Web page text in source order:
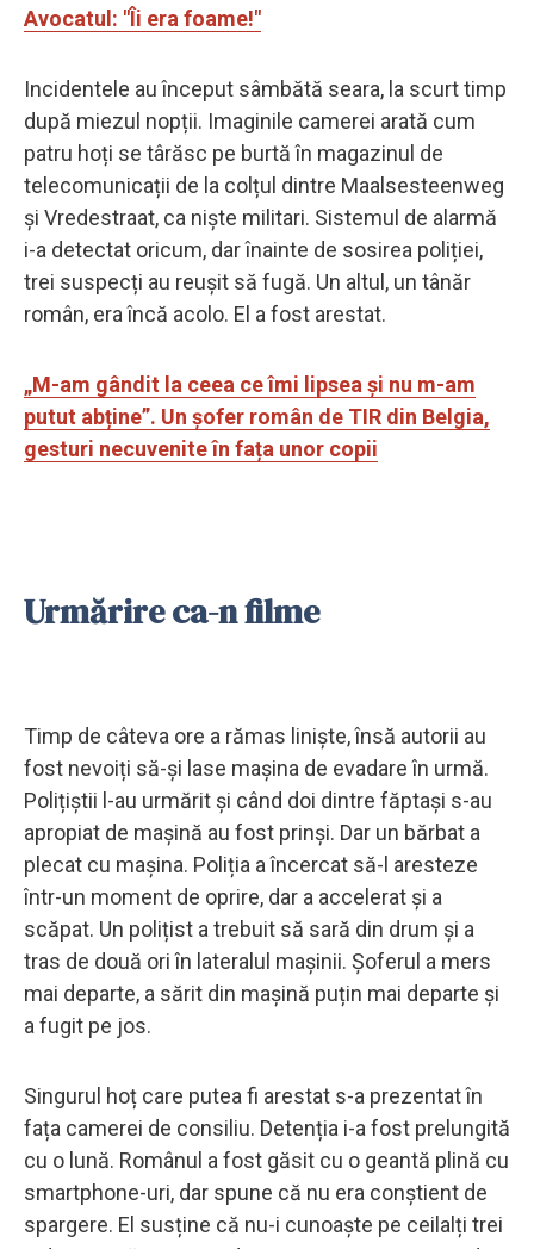
Avocatul: "Îi era foame!"
Incidentele au început sâmbătă seara, la scurt timp
după miezul nopții. Imaginile camerei arată cum
patru hoți se târăsc pe burtă în magazinul de
telecomunicații de la colțul dintre Maalsesteenweg
și Vredestraat, ca niște militari. Sistemul de alarmă
i-a detectat oricum, dar înainte de sosirea poliției,
trei suspecți au reușit să fugă. Un altul, un tânăr
român, era încă acolo. El a fost arestat.
„M-am gândit la ceea ce îmi lipsea și nu m-am
putut abține”. Un șofer român de TIR din Belgia,
gesturi necuvenite în fața unor copii
Urmărire ca-n filme
Timp de câteva ore a rămas liniște, însă autorii au
fost nevoiți să-și lase mașina de evadare în urmă.
Polițiștii l-au urmărit și când doi dintre făptași s-au
apropiat de mașină au fost prinși. Dar un bărbat a
plecat cu mașina. Poliția a încercat să-l aresteze
într-un moment de oprire, dar a accelerat și a
scăpat. Un polițist a trebuit să sară din drum și a
tras de două ori în lateralul mașinii. Șoferul a mers
mai departe, a sărit din mașină puțin mai departe și
a fugit pe jos.
Singurul hoț care putea fi arestat s-a prezentat în
fața camerei de consiliu. Detenția i-a fost prelungită
cu o lună. Românul a fost găsit cu o geantă plină cu
smartphone-uri, dar spune că nu era conștient de
spargere. El susține că nu-i cunoaște pe ceilalți trei